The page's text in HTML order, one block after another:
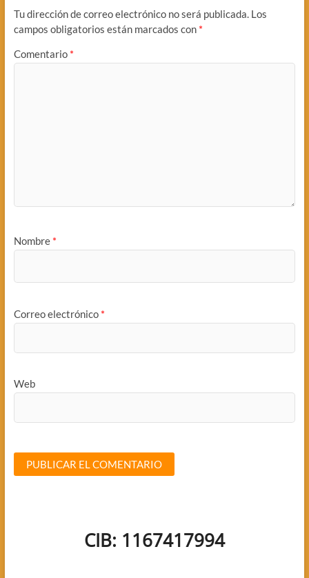
Tu dirección de correo electrónico no será publicada. Los
campos obligatorios están marcados con *
Comentario *
Nombre *
Correo electrónico *
Web
CIB: 1167417994